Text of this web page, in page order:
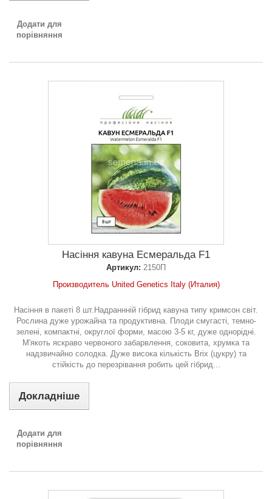
Додати для
порівняння
Насіння кавуна Есмеральда F1
Артикул: 2150П
Производитель United Genetics Italy (Италия)
Насіння в пакеті 8 шт.Надраннній гібрид кавуна типу кримсон світ.
Рослина дуже урожайна та продуктивна. Плоди смугасті, темно-
зелені, компактні, округлої форми, масою 3-5 кг, дуже однорідні.
М'якоть яскраво червоного забарвлення, соковита, хрумка та
надзвичайно солодка. Дуже висока кількість Brix (цукру) та
стійкість до перезрівання робить цей гібрид...
Докладніше
Додати для
порівняння